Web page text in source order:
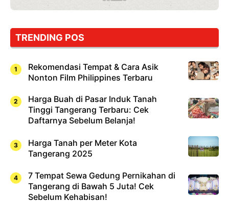
Dicoba,
Cuma
Sushi!
TRENDING POS
Rekomendasi Tempat & Cara Asik
Nonton Film Philippines Terbaru
Harga Buah di Pasar Induk Tanah
Tinggi Tangerang Terbaru: Cek
Daftarnya Sebelum Belanja!
Harga Tanah per Meter Kota
Tangerang 2025
7 Tempat Sewa Gedung Pernikahan di
Tangerang di Bawah 5 Juta! Cek
Sebelum Kehabisan!